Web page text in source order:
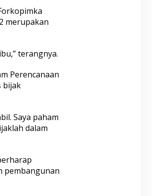
merupakan
terangnya.
Perencanaan
bijak
Saya paham
dalam
pembangunan